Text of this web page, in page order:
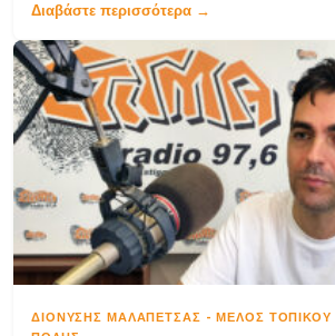
Διαβάστε περισσότερα →
ΔΙΟΝΎΣΗΣ ΜΑΛΑΠΈΤΣΑΣ -ΜΈΛΟΣ ΤΟΠΙΚΟΎ